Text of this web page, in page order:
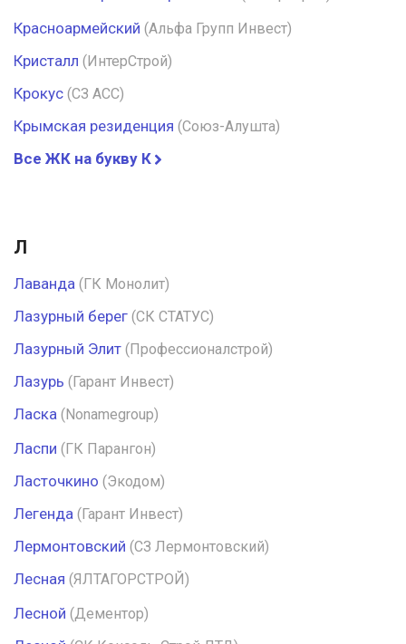
Красноармейский (Альфа Групп Инвест)
Кристалл (ИнтерСтрой)
Крокус (СЗ АСС)
Крымская резиденция (Союз-Алушта)
Все ЖК на букву К
Л
Лаванда (ГК Монолит)
Лазурный берег (СК СТАТУС)
Лазурный Элит (Профессионалстрой)
Лазурь (Гарант Инвест)
Ласка (Nonamegroup)
Ласпи (ГК Парангон)
Ласточкино (Экодом)
Легенда (Гарант Инвест)
Лермонтовский (СЗ Лермонтовский)
Лесная (ЯЛТАГОРСТРОЙ)
Лесной (Дементор)